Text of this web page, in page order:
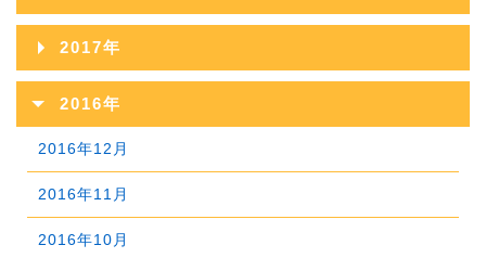
2025年03月
2025年02月
2025年01月
2024年05月
2024年03月
2024年02月
2024年01月
2023年06月
2023年05月
2022年07月
2022年06月
2022年05月
2022年04月
2022年03月
2021年09月
2021年08月
2021年07月
2021年06月
2021年05月
2021年04月
2020年10月
2020年09月
2020年08月
2020年07月
2020年06月
2020年05月
2019年11月
2019年10月
2019年09月
2019年08月
2019年07月
2019年06月
2018年12月
2018年11月
2018年10月
2018年09月
2018年08月
2017年
2017年12月
2017年11月
2017年10月
2017年09月
2016年
2016年12月
2016年11月
2016年10月